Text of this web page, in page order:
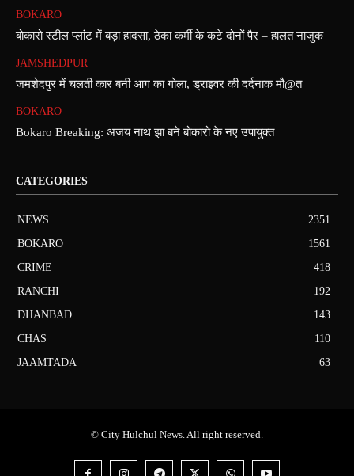
BOKARO
बोकारो स्टील प्लांट में बड़ा हादसा, ठेका कर्मी के कटे दोनों पैर – हालत नाजुक
JAMSHEDPUR
जमशेदपुर में चलती कार बनी आग का गोला, ड्राइवर की दर्दनाक मौ@त
BOKARO
Bokaro Breaking: अजय नाथ झा बने बोकारो के नए उपायुक्त
CATEGORIES
NEWS
2351
BOKARO
1561
CRIME
418
RANCHI
192
DHANBAD
143
CHAS
110
JAAMTADA
63
© City Hulchul News. All right reserved.